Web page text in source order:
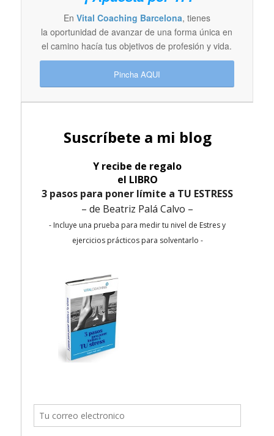
En Vital Coaching Barcelona, tienes
la oportunidad de avanzar de una forma única en
el camino hacía tus objetivos de profesión y vida.
Pincha AQUI